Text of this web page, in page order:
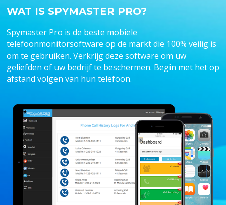
WAT IS SPYMASTER PRO?
Spymaster Pro is de beste mobiele
telefoonmonitorsoftware op de markt die 100% veilig is
om te gebruiken. Verkrijg deze software om uw
geliefden of uw bedrijf te beschermen. Begin met het op
afstand volgen van hun telefoon.